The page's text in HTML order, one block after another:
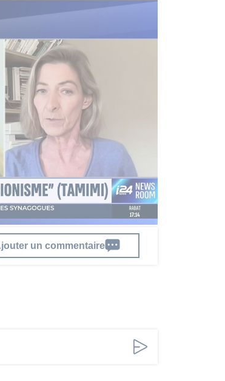
disant « choqué » par son
et accusé la
Il n’y a pas eu de procédure
lequel « une foule anonyme
au débat.
Wikipédia concernant la
par certains groupes de
plusieurs années,
de ses articles,
de la politique
un commentaire